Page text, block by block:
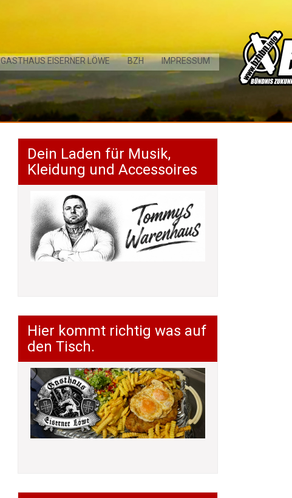
GASTHAUS EISERNER LÖWE BZH IMPRESSUM
Dein Laden für Musik,
Kleidung und Accessoires
Hier kommt richtig was auf
den Tisch.